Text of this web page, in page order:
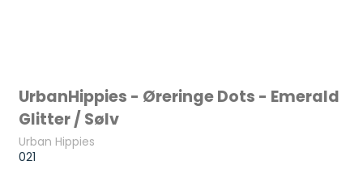
UrbanHippies - Øreringe Dots - Emerald
Glitter / Sølv
Urban Hippies
021